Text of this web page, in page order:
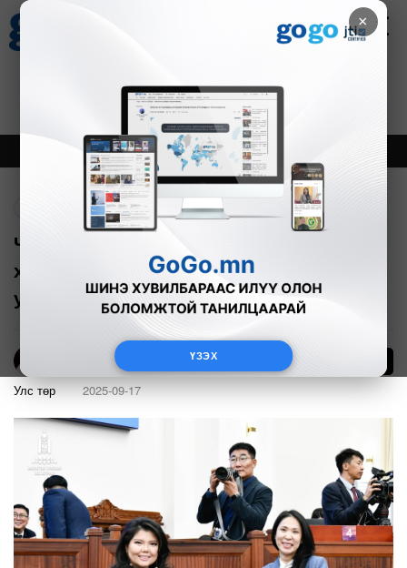
×
ҮЗЭХ
Зурхай
8.07
Онцлох Шинэ
ЧУУЛГАН: Цаазын ялгүй байлаа гээд
хүүхдийн амийг хамгаалах гарц байна
уу
Улс төр 2025-09-17